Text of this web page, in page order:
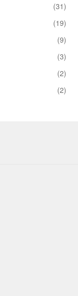
(31)
(19)
(9)
(3)
(2)
(2)